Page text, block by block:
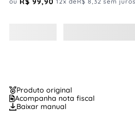
Produto original
Acompanha nota fiscal
Baixar manual